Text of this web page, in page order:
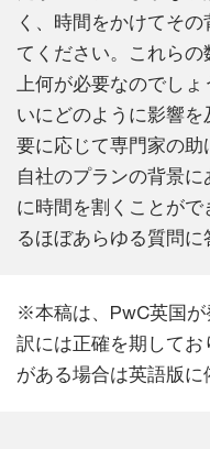
く、時間をかけてそ
てください。これら
上何が必要なのでし
いにどのように影響
要に応じて専門家の助
自社のプランの背景
に時間を割くことがで
るほぼあらゆる質問に
※本稿は、PwC英国が
訳には正確を期して
がある場合は英語版に